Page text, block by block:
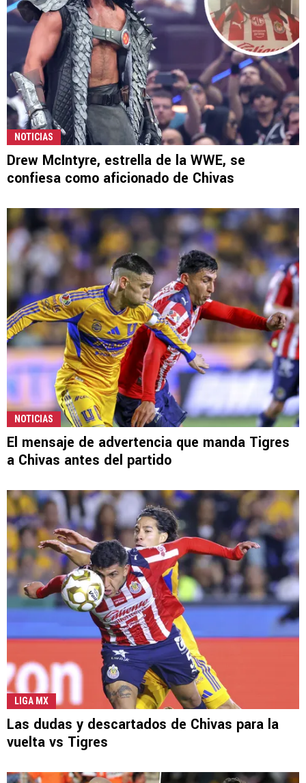
NOTICIAS
Drew McIntyre, estrella de la WWE, se
confiesa como aficionado de Chivas
NOTICIAS
El mensaje de advertencia que manda Tigres
a Chivas antes del partido
LIGA MX
Las dudas y descartados de Chivas para la
vuelta vs Tigres